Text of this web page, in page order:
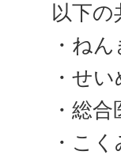
以下
・ね
・せ
・総
・こ